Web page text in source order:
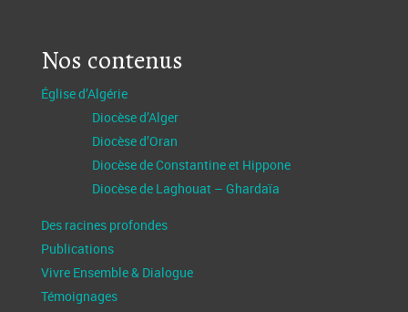
Nos contenus
Église d’Algérie
Diocèse d’Alger
Diocèse d’Oran
Diocèse de Constantine et Hippone
Diocèse de Laghouat – Ghardaïa
Des racines profondes
Publications
Vivre Ensemble & Dialogue
Témoignages